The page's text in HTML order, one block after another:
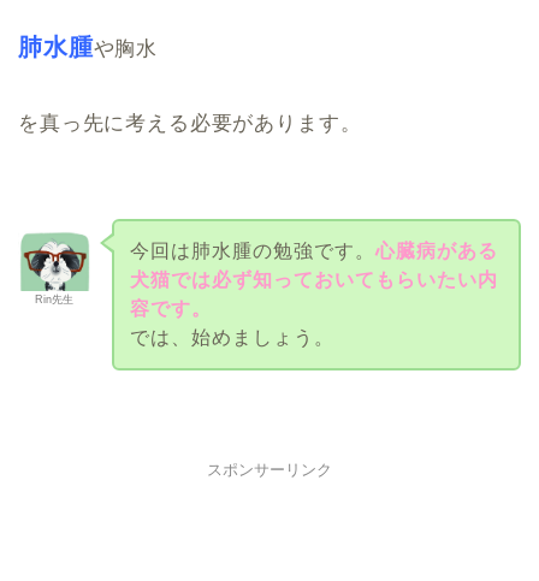
肺水腫や胸水
を真っ先に考える必要があります。
Rin先生
今回は肺水腫の勉強です。 心臓病がある
犬猫では必ず知っておいてもらいたい内
容です。
では、始めましょう。
スポンサーリンク